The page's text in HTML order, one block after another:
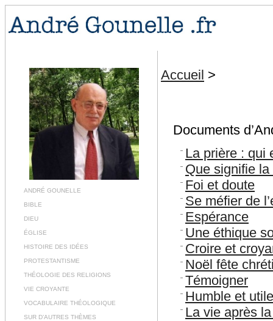
ANDRÉ GOUNELLE
BIBLE
DIEU
ÉGLISE
HISTOIRE DES IDÉES
PROTESTANTISME
THÉOLOGIE DES RELIGIONS
VIE CROYANTE
VOCABULAIRE THÉOLOGIQUE
SUR D’AUTRES THÈMES
Accueil >
Documents
La prière : qui
Que signifie la
Foi et doute
Se méfier de
Espérance
Une éthique
Croire et
Noël fête
Témoigner
Humble et
La vie après